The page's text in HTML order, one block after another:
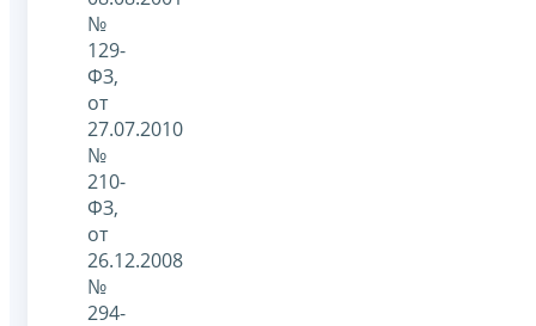
№
129-
ФЗ,
от
27.07.2010
№
210-
ФЗ,
от
26.12.2008
№
294-